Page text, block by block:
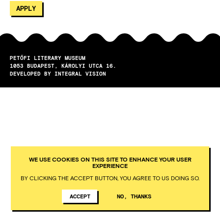
PETŐFI LITERARY MUSEUM
1053
BUDAPEST
KÁROLYI UTCA 16.
DEVELOPED BY INTEGRAL VISION
WE USE COOKIES ON THIS SITE TO ENHANCE YOUR USER
EXPERIENCE
BY CLICKING THE ACCEPT BUTTON, YOU AGREE TO US DOING SO.
ACCEPT NO, THANKS